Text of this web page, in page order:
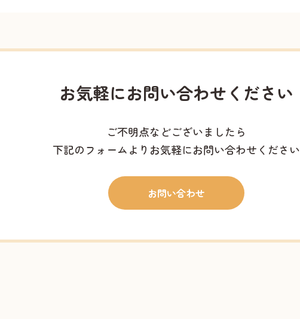
お気軽にお問い合わせください
ご不明点などございましたら
下記のフォームよりお気軽にお問い合わせください
お問い合わせ